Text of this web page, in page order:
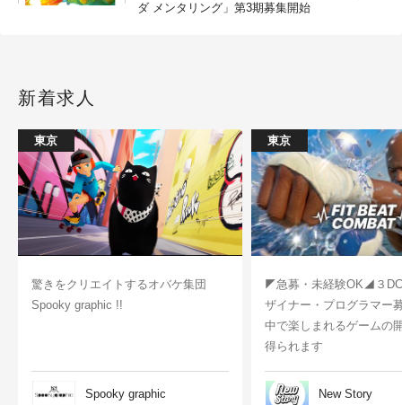
ダ メンタリング」第3期募集開始
新着求人
東京
驚きをクリエイトするオバケ集団
Spooky graphic !!
Spooky graphic
東京
◤急募・未経験OK◢３
ザイナー・プログラマー
中で楽しまれるゲームの
得られます
New Story